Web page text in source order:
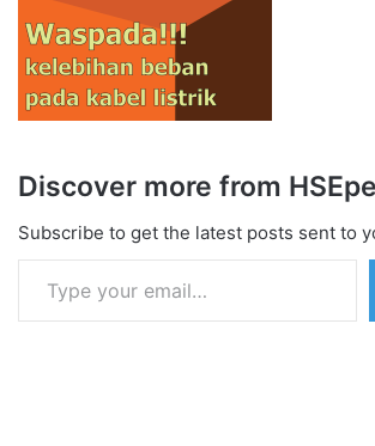
Discover more from
Subscribe to get the latest posts sent to
Type your email…